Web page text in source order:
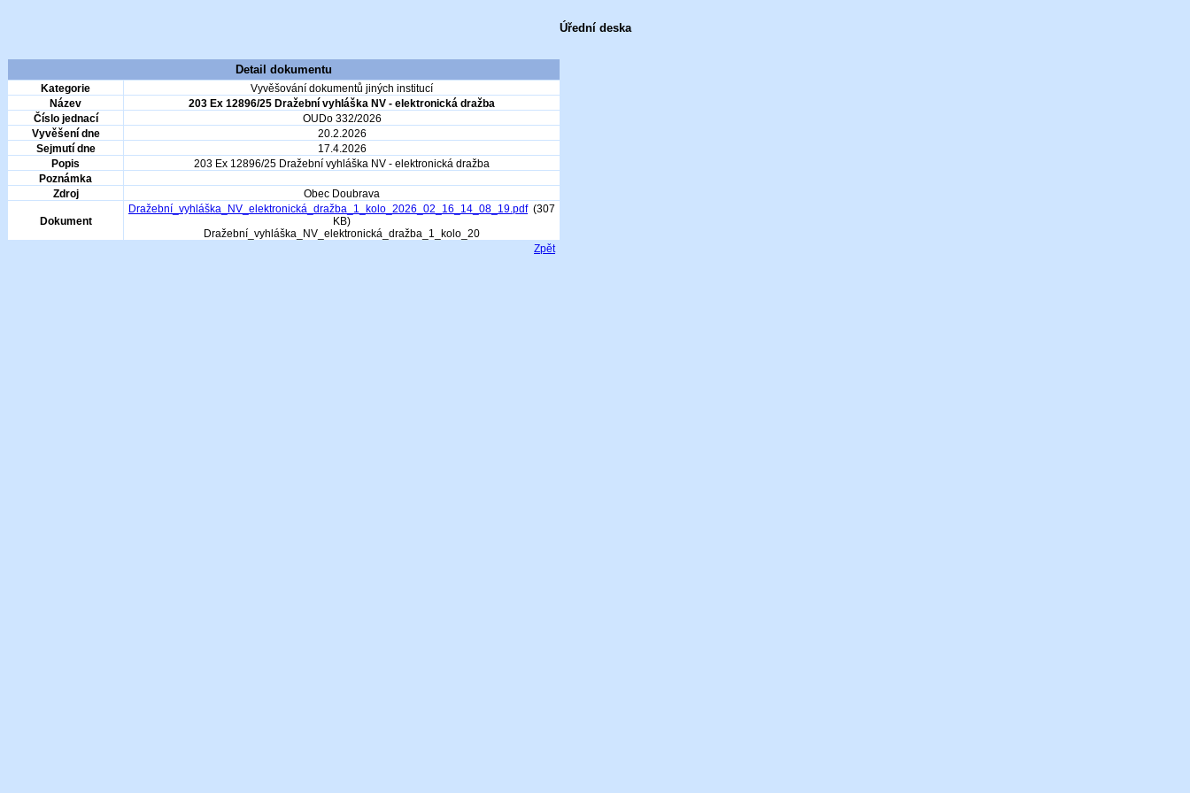
Úřední deska
Detail dokumentu
Kategorie
Vyvěšování dokumentů jiných institucí
Název
203 Ex 12896/25 Dražební vyhláška NV - elektronická dražba
Číslo jednací
OUDo 332/2026
Vyvěšení dne
20.2.2026
Sejmutí dne
17.4.2026
Popis
203 Ex 12896/25 Dražební vyhláška NV - elektronická dražba
Poznámka
Zdroj
Obec Doubrava
Dokument
Dražební_vyhláška_NV_elektronická_dražba_1_kolo_2026_02_16_14_08_19.pdf(307
KB)
Dražební_vyhláška_NV_elektronická_dražba_1_kolo_20
Zpět